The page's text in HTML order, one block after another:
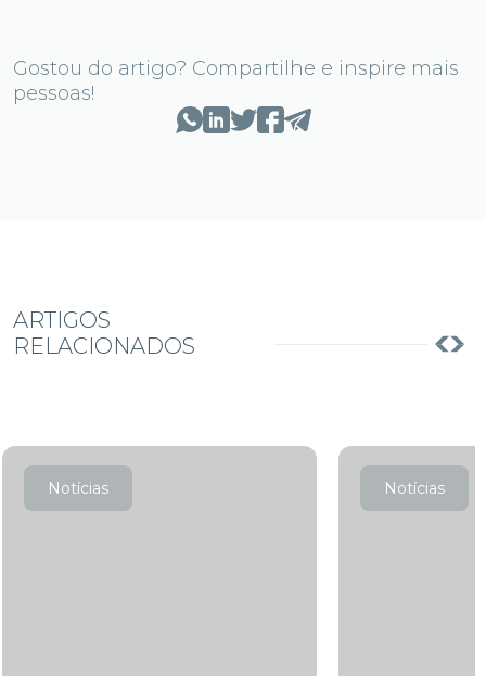
Gostou do artigo? Compartilhe e inspire mais
pessoas!
ARTIGOS
RELACIONADOS
Notícias Notícias